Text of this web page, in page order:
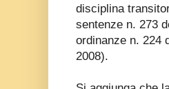
disciplina
sentenze n. 273
ordinanze n. 224
2008).